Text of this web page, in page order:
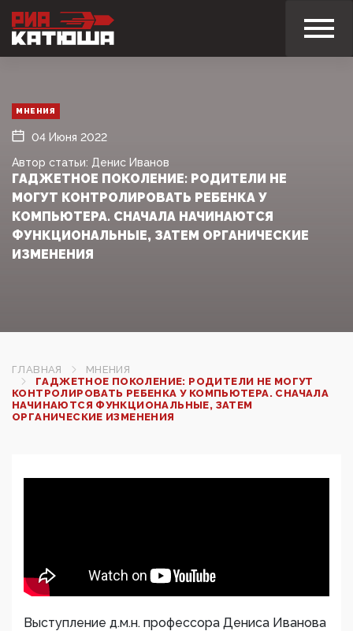
МНЕНИЯ
04 Июня 2022
Автор статьи: Денис Иванов
ГАДЖЕТНОЕ ПОКОЛЕНИЕ: РОДИТЕЛИ НЕ
МОГУТ КОНТРОЛИРОВАТЬ РЕБЕНКА У
КОМПЬЮТЕРА. СНАЧАЛА НАЧИНАЮТСЯ
ФУНКЦИОНАЛЬНЫЕ, ЗАТЕМ ОРГАНИЧЕСКИЕ
ИЗМЕНЕНИЯ
ГЛАВНАЯ
МНЕНИЯ
ГАДЖЕТНОЕ ПОКОЛЕНИЕ: РОДИТЕЛИ НЕ МОГУТ
КОНТРОЛИРОВАТЬ РЕБЕНКА У КОМПЬЮТЕРА. СНАЧАЛА
НАЧИНАЮТСЯ ФУНКЦИОНАЛЬНЫЕ, ЗАТЕМ
ОРГАНИЧЕСКИЕ ИЗМЕНЕНИЯ
Выступление д.м.н. профессора Дениса Иванова